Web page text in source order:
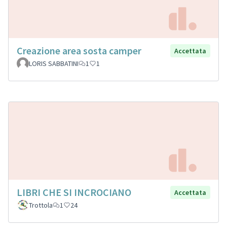
Creazione area sosta camper
Accettata
LORIS SABBATINI
1 1
LIBRI CHE SI INCROCIANO
Accettata
Trottola
1 24